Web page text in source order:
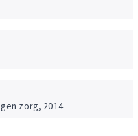
zorg, 2014